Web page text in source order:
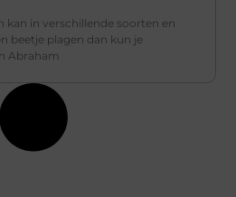
kan in verschillende soorten en
beetje plagen dan kun je
Abraham